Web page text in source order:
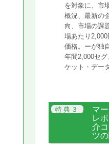
を対象に、市
概況、最新の
向、市場の課
場あたり
価格。ーが独
年間2,000セ
ケット・デー
マ
レ
介
ツ